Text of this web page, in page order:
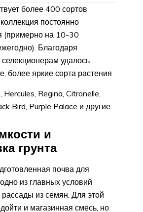
более 400 сортов
постоянно
(примерно на 10-30
Благодаря
удалось
более яркие сорта растения
Hercules, Regina, Citronelle,
Bird, Purple Palace и другие.
и
грунта
почва для
из главных условий
из семян. Для этой
и магазинная смесь, но